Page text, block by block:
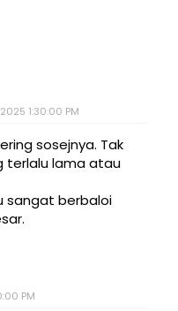
1:30:00 PM
sosejnya. Tak
terlalu lama atau
sangat berbaloi
PM